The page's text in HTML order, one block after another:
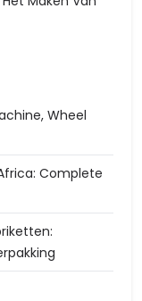
Wheel
Complete